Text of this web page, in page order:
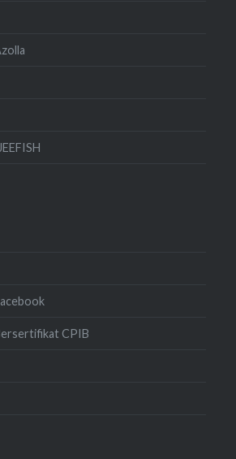
CPIB